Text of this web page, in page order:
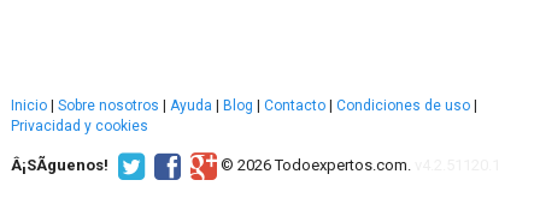
Inicio Sobre nosotros Ayuda Blog Contacto Condiciones de uso
Privacidad y cookies
Â¡SÃ­guenos! © 2026 Todoexpertos.com.